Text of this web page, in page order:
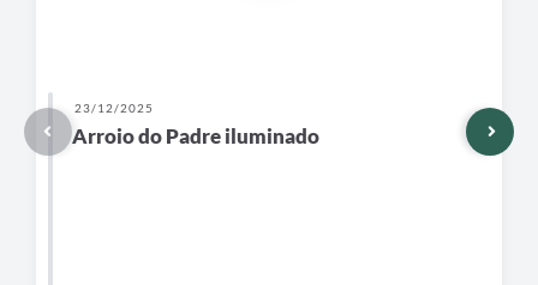
23/12/2025
Arroio do Padre iluminado